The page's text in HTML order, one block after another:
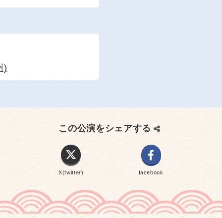
)
この公演をシェアする
X(twitter) facebook